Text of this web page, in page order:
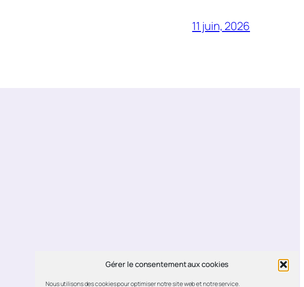
Gérer le consentement aux cookies
Nous utilisons des cookies pour optimiser notre site web et notre service.
11 juin, 2026